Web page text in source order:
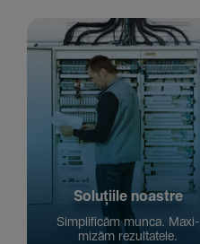
Solu­țiile noastre
Simpli­ficăm munca. Maxi­
mizăm rezul­ta­tele.